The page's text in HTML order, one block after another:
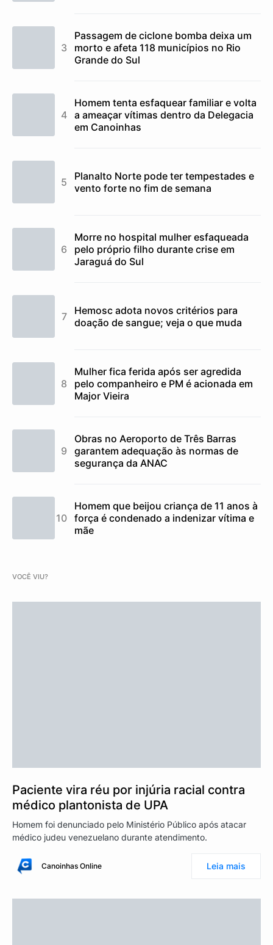
Passagem de ciclone bomba deixa um
morto e afeta 118 municípios no Rio
Grande do Sul
Homem tenta esfaquear familiar e volta
a ameaçar vítimas dentro da Delegacia
em Canoinhas
Planalto Norte pode ter tempestades e
vento forte no fim de semana
Morre no hospital mulher esfaqueada
pelo próprio filho durante crise em
Jaraguá do Sul
Hemosc adota novos critérios para
doação de sangue; veja o que muda
Mulher fica ferida após ser agredida
pelo companheiro e PM é acionada em
Major Vieira
Obras no Aeroporto de Três Barras
garantem adequação às normas de
segurança da ANAC
Homem que beijou criança de 11 anos à
força é condenado a indenizar vítima e
mãe
VOCÊ VIU?
Paciente vira réu por injúria racial contra
médico plantonista de UPA
Homem foi denunciado pelo Ministério Público após atacar
médico judeu venezuelano durante atendimento.
Canoinhas Online Leia mais